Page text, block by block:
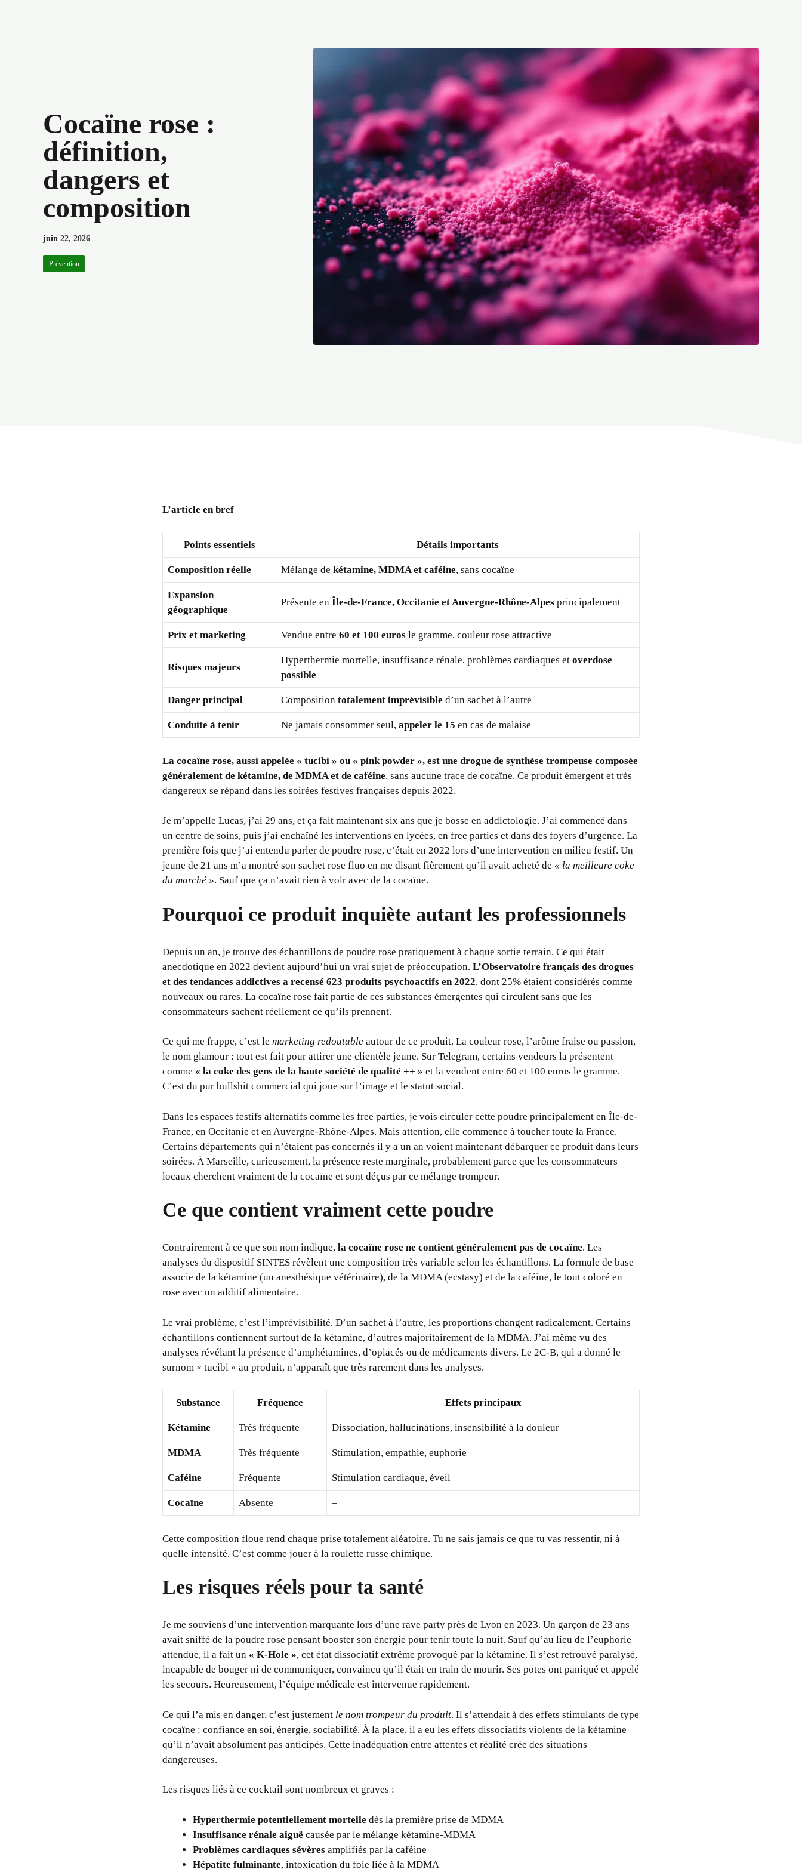
Cocaïne rose :
définition,
dangers et
composition
juin 22, 2026
Prévention
L’article en bref
Points essentiels Détails importants
Composition réelle Mélange de kétamine, MDMA et caféine, sans cocaïne
Expansion
géographique
Présente en Île-de-France, Occitanie et Auvergne-Rhône-Alpes principalement
Prix et marketing Vendue entre 60 et 100 euros le gramme, couleur rose attractive
Risques majeurs
Hyperthermie mortelle, insuffisance rénale, problèmes cardiaques et overdose
possible
Danger principal Composition totalement imprévisible d’un sachet à l’autre
Conduite à tenir Ne jamais consommer seul, appeler le 15 en cas de malaise
La cocaïne rose, aussi appelée « tucibi » ou « pink powder », est une drogue de synthèse trompeuse composée
généralement de kétamine, de MDMA et de caféine, sans aucune trace de cocaïne. Ce produit émergent et très
dangereux se répand dans les soirées festives françaises depuis 2022.
Je m’appelle Lucas, j’ai 29 ans, et ça fait maintenant six ans que je bosse en addictologie. J’ai commencé dans
un centre de soins, puis j’ai enchaîné les interventions en lycées, en free parties et dans des foyers d’urgence. La
première fois que j’ai entendu parler de poudre rose, c’était en 2022 lors d’une intervention en milieu festif. Un
jeune de 21 ans m’a montré son sachet rose fluo en me disant fièrement qu’il avait acheté de « la meilleure coke
du marché ». Sauf que ça n’avait rien à voir avec de la cocaïne.
Pourquoi ce produit inquiète autant les professionnels
Depuis un an, je trouve des échantillons de poudre rose pratiquement à chaque sortie terrain. Ce qui était
anecdotique en 2022 devient aujourd’hui un vrai sujet de préoccupation. L’Observatoire français des drogues
et des tendances addictives a recensé 623 produits psychoactifs en 2022, dont 25% étaient considérés comme
nouveaux ou rares. La cocaïne rose fait partie de ces substances émergentes qui circulent sans que les
consommateurs sachent réellement ce qu’ils prennent.
Ce qui me frappe, c’est le marketing redoutable autour de ce produit. La couleur rose, l’arôme fraise ou passion,
le nom glamour : tout est fait pour attirer une clientèle jeune. Sur Telegram, certains vendeurs la présentent
comme « la coke des gens de la haute société de qualité ++ » et la vendent entre 60 et 100 euros le gramme.
C’est du pur bullshit commercial qui joue sur l’image et le statut social.
Dans les espaces festifs alternatifs comme les free parties, je vois circuler cette poudre principalement en Île-de-
France, en Occitanie et en Auvergne-Rhône-Alpes. Mais attention, elle commence à toucher toute la France.
Certains départements qui n’étaient pas concernés il y a un an voient maintenant débarquer ce produit dans leurs
soirées. À Marseille, curieusement, la présence reste marginale, probablement parce que les consommateurs
locaux cherchent vraiment de la cocaïne et sont déçus par ce mélange trompeur.
Ce que contient vraiment cette poudre
Contrairement à ce que son nom indique, la cocaïne rose ne contient généralement pas de cocaïne. Les
analyses du dispositif SINTES révèlent une composition très variable selon les échantillons. La formule de base
associe de la kétamine (un anesthésique vétérinaire), de la MDMA (ecstasy) et de la caféine, le tout coloré en
rose avec un additif alimentaire.
Le vrai problème, c’est l’imprévisibilité. D’un sachet à l’autre, les proportions changent radicalement. Certains
échantillons contiennent surtout de la kétamine, d’autres majoritairement de la MDMA. J’ai même vu des
analyses révélant la présence d’amphétamines, d’opiacés ou de médicaments divers. Le 2C-B, qui a donné le
surnom « tucibi » au produit, n’apparaît que très rarement dans les analyses.
Substance Fréquence Effets principaux
Kétamine Très fréquente Dissociation, hallucinations, insensibilité à la douleur
MDMA Très fréquente Stimulation, empathie, euphorie
Caféine Fréquente Stimulation cardiaque, éveil
Cocaïne Absente –
Cette composition floue rend chaque prise totalement aléatoire. Tu ne sais jamais ce que tu vas ressentir, ni à
quelle intensité. C’est comme jouer à la roulette russe chimique.
Les risques réels pour ta santé
Je me souviens d’une intervention marquante lors d’une rave party près de Lyon en 2023. Un garçon de 23 ans
avait sniffé de la poudre rose pensant booster son énergie pour tenir toute la nuit. Sauf qu’au lieu de l’euphorie
attendue, il a fait un « K-Hole », cet état dissociatif extrême provoqué par la kétamine. Il s’est retrouvé paralysé,
incapable de bouger ni de communiquer, convaincu qu’il était en train de mourir. Ses potes ont paniqué et appelé
les secours. Heureusement, l’équipe médicale est intervenue rapidement.
Ce qui l’a mis en danger, c’est justement le nom trompeur du produit. Il s’attendait à des effets stimulants de type
cocaïne : confiance en soi, énergie, sociabilité. À la place, il a eu les effets dissociatifs violents de la kétamine
qu’il n’avait absolument pas anticipés. Cette inadéquation entre attentes et réalité crée des situations
dangereuses.
Les risques liés à ce cocktail sont nombreux et graves :
Hyperthermie potentiellement mortelle dès la première prise de MDMA
Insuffisance rénale aiguë causée par le mélange kétamine-MDMA
Problèmes cardiaques sévères amplifiés par la caféine
Hépatite fulminante, intoxication du foie liée à la MDMA